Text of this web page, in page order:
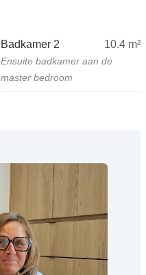
Badkamer 2 10.4 m²
Ensuite badkamer aan de
master bedroom